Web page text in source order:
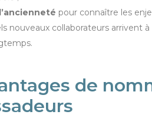
pour connaître les
nouveaux collaborateurs arrivent
de